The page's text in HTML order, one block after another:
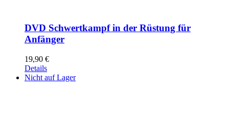
DVD Schwertkampf in der Rüstung für
Anfänger
19,90 €
Details
Nicht auf Lager